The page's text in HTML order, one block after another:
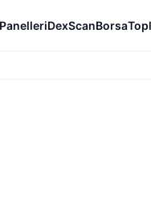
DexScanBorsa